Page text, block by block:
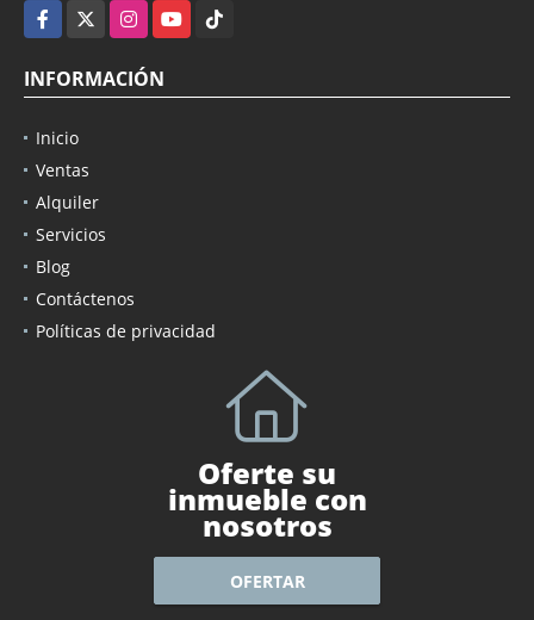
Facebook
InstagramYouTubeTikTok
INFORMACIÓN
Inicio
Ventas
Alquiler
Servicios
Blog
Contáctenos
Políticas de privacidad
Oferte su
inmueble con
nosotros
OFERTAR